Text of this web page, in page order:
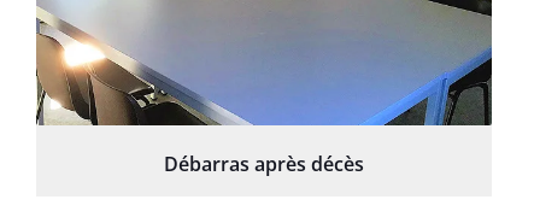
Débarras après décès